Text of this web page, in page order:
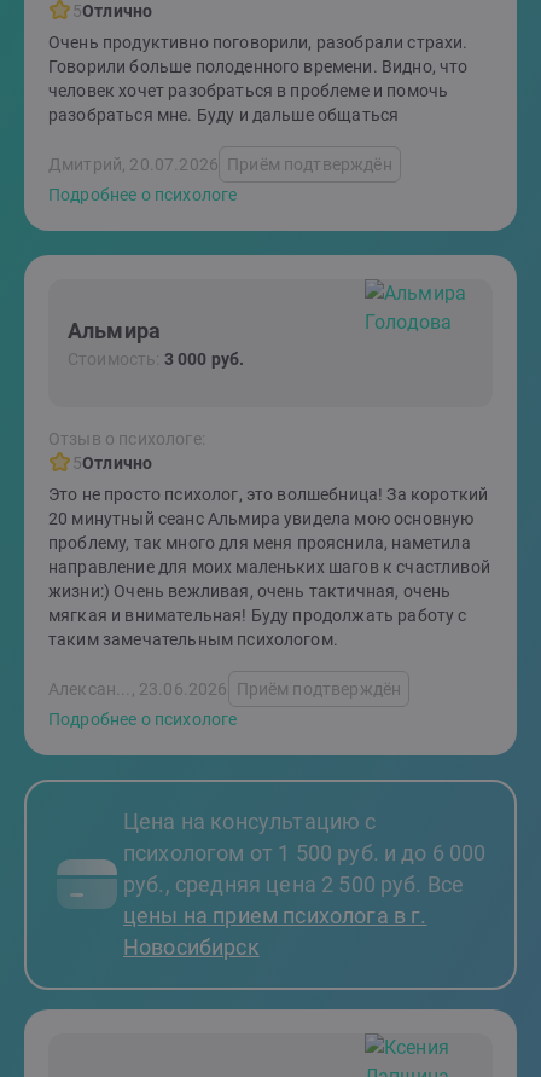
5Отлично
Очень продуктивно поговорили, разобрали страхи.
Говорили больше полоденного времени. Видно, что
человек хочет разобраться в проблеме и помочь
разобраться мне. Буду и дальше общаться
Дмитрий, 20.07.2026 Приём подтверждён
Подробнее о психологе
Альмира
Стоимость: 3 000 руб.
Отзыв о психологе:
5Отлично
Это не просто психолог, это волшебница! За короткий
20 минутный сеанс Альмира увидела мою основную
проблему, так много для меня прояснила, наметила
направление для моих маленьких шагов к счастливой
жизни:) Очень вежливая, очень тактичная, очень
мягкая и внимательная! Буду продолжать работу с
таким замечательным психологом.
Алексан..., 23.06.2026
Приём подтверждён
Подробнее о психологе
Цена на консультацию с
психологом от 1 500 руб. и до 6 000
руб., средняя цена 2 500 руб. Все
цены на прием психолога в г.
Новосибирск